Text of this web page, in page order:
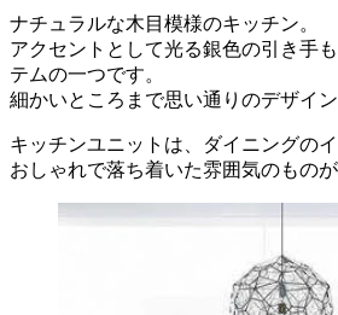
ナチュラルな木目模様のキッチン。
アクセントとして光る銀色の引き手
テムの一つです。
細かいところまで思い通りのデザイ
キッチンユニットは、ダイニングの
おしゃれで落ち着いた雰囲気のもの